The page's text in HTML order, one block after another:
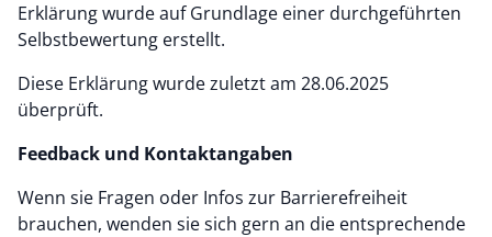
Erklärung wurde auf Grundlage einer durchgeführten
Selbstbewertung erstellt.
Diese Erklärung wurde zuletzt am 28.06.2025
überprüft.
Feedback und Kontaktangaben
Wenn sie Fragen oder Infos zur Barrierefreiheit
brauchen, wenden sie sich gern an die entsprechende